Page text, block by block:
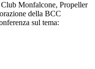
Monfalcone, Propeller
della BCC
sul tema: